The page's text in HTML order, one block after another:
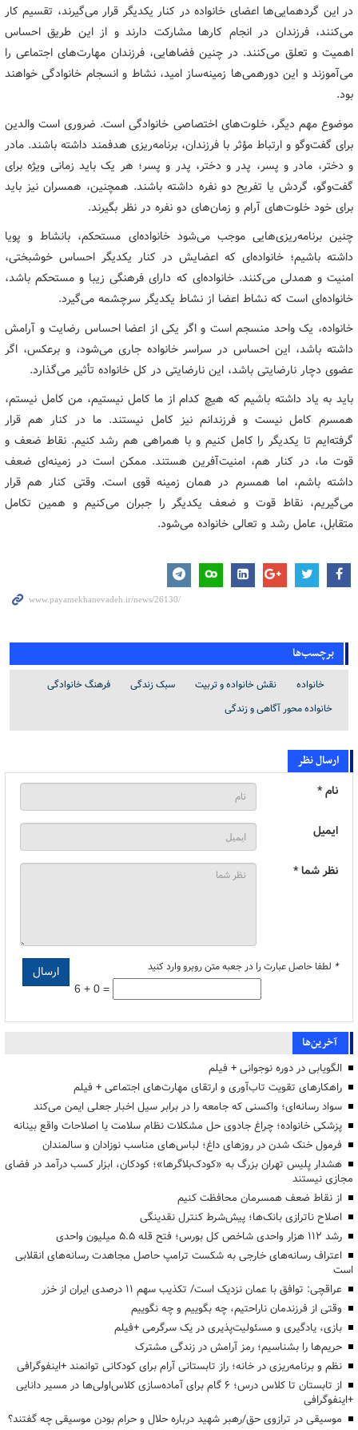
در این گردهمایی‌ها اعضای خانواده در کنار یکدیگر قرار می‌گیرند، تقسیم کار
می‌کنند، فرزندان در انجام کارها مشارکت دارند و از این طریق احساس
اهمیت و تعلق می‌کنند. در چنین فضاهایی، فرزندان مهارت‌های اجتماعی را
می‌آموزند و این دورهمی‌ها زمینه‌ساز امید، نشاط و انسجام خانوادگی خواهند
بود.
موضوع مهم دیگر، خلوت‌های اختصاصی خانوادگی است. ضروری است والدین
برای گفت‌وگو و ارتباط مؤثر با فرزندان، برنامه‌ریزی هدفمند داشته باشند. مادر
و دختر، مادر و پسر، پدر و دختر، پدر و پسر؛ هر یک باید زمانی ویژه برای
گفت‌وگو، گردش یا تفریح دو نفره داشته باشند. همچنین، همسران نیز باید
برای خود خلوت‌های آرام و زمان‌های دو نفره در نظر بگیرند.
چنین برنامه‌ریزی‌هایی موجب می‌شود خانواده‌ای مستحکم، بانشاط و پویا
داشته باشیم؛ خانواده‌ای که اعضایش در کنار یکدیگر احساس خوشبختی،
امنیت و همدلی می‌کنند. خانواده‌ای که دارای فرهنگی زیبا و مستحکم باشد،
خانواده‌ای است که نشاط اعضا از نشاط یکدیگر سرچشمه می‌گیرد.
خانواده، یک واحد منسجم است و اگر یکی از اعضا احساس رضایت و آرامش
داشته باشد، این احساس در سراسر خانواده جاری می‌شود، و برعکس، اگر
عضوی دچار نارضایتی باشد، این نارضایتی در کل خانواده تأثیر می‌گذارد.
باید به یاد داشته باشیم که هیچ‌ کدام از ما کامل نیستیم، من کامل نیستم،
همسرم کامل نیست و فرزندانم نیز کامل نیستند. ما در کنار هم قرار
گرفته‌ایم تا یکدیگر را کامل کنیم و با همراهی هم رشد کنیم. نقاط ضعف و
قوت ما، در کنار هم، امنیت‌آفرین هستند. ممکن است در زمینه‌ای ضعف
داشته باشم، اما همسرم در همان زمینه قوی است. وقتی کنار هم قرار
می‌گیریم، نقاط قوت و ضعف یکدیگر را جبران می‌کنیم و همین تکامل
متقابل، عامل رشد و تعالی خانواده می‌شود.
برچسب‌ها
خانواده نقش خانواده و تربیت سبک زندگی
فرهنگ خانوادگی
خانواده محور آگاهی و زندگی
ارسال نظر
نام *
ایمیل
نظر شما *
* لطفا حاصل عبارت را در جعبه متن روبرو وارد کنید
6 + 0 =
آخرین‌ها
الگویابی در دوره نوجوانی + فیلم
راهکارهای تقویت تاب‌آوری و ارتقای مهارت‌های اجتماعی + فیلم
سواد رسانه‌ای؛ واکسنی که جامعه را در برابر سیل اخبار جعلی ایمن می‌کند
پزشکی خانواده؛ چراغ جادوی حل مشکلات نظام سلامت یا اصلاحات واقع بینانه
فرمول خنک شدن در روزهای داغ؛ لباس‌های مناسب نوزادان و سالمندان
هشدار پلیس تهران بزرگ به «کودک‌بلاگرها»؛ کودکان، ابزار کسب درآمد در فضای
مجازی نیستند
از نقاط ضعف همسرمان محافظت کنیم
اصلاح ناترازی بانک‌ها؛ پیش‌شرط کنترل نقدینگی
رشد ۱۱۲ هزار واحدی شاخص کل بورس؛ فتح قله ۵.۵ میلیون واحدی
اعتراف رسانه‌های خارجی به شکست ترامپ حاصل مجاهدت رسانه‌های انقلابی
است
عراقچی: توافق با عمان نزدیک است/ تکذیب سهم ۱۱ درصدی ایران از خزر
وقتی از فرزندمان ناراحتیم، چه بگوییم و چه نگوییم
بازی، یادگیری و مسئولیت‌پذیری در یک سرگرمی +فیلم
حریم‌ها را بشناسیم؛ رمز آرامش در زندگی مشترک
نظم و برنامه‌ریزی در خانه؛ راز تابستانی آرام برای کودکانی توانمند +اینفوگرافی
از تابستان تا کلاس درس؛ ۶ گام برای آماده‌سازی کلاس‌اولی‌ها در مسیر دانایی
+اینفوگرافی
موسیقی در ترازوی حق/رهبر شهید درباره حلال و حرام بودن موسیقی چه گفتند؟